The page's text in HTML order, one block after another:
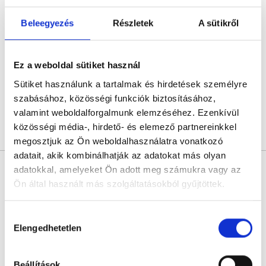
Beleegyezés Részletek A sütikről
Ez a weboldal sütiket használ
Sütiket használunk a tartalmak és hirdetések személyre
szabásához, közösségi funkciók biztosításához,
valamint weboldalforgalmunk elemzéséhez. Ezenkívül
közösségi média-, hirdető- és elemező partnereinkkel
megosztjuk az Ön weboldalhasználatra vonatkozó
adatait, akik kombinálhatják az adatokat más olyan
adatokkal, amelyeket Ön adott meg számukra vagy az
Ön által használt más szolgáltatásokból gyűjtöttek.
szabályzat:https://foglaljorvost.hu/info/foglaljorvost-
kiválasztása
Elengedhetetlen
Következő időpont:augusztus 12.
Árlista Összes időpont Profil
Kuklis Vanda
Pszichológus